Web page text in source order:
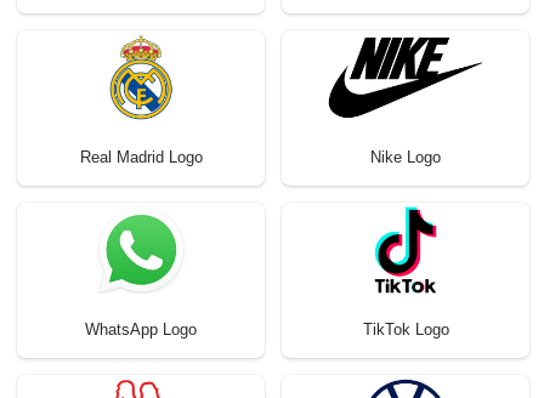
Real Madrid Logo Nike Logo
WhatsApp Logo TikTok Logo